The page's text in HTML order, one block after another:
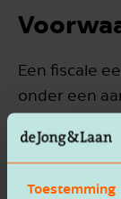
Toestemming
Een fiscale
onder een
De
meer